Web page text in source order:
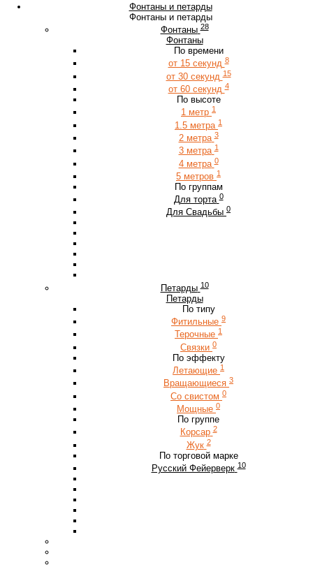
Фонтаны и петарды
Фонтаны и петарды
Фонтаны 28
Фонтаны
По времени
от 15 секунд 8
от 30 секунд 15
от 60 секунд 4
По высоте
1 метр 1
1.5 метра 1
2 метра 3
3 метра 1
4 метра 0
5 метров 1
По группам
Для торта 0
Для Свадьбы 0
Петарды 10
Петарды
По типу
Фитильные 9
Терочные 1
Связки 0
По эффекту
Летающие 1
Вращающиеся 3
Со свистом 0
Мощные 0
По группе
Корсар 2
Жук 2
По торговой марке
Русский Фейерверк 10